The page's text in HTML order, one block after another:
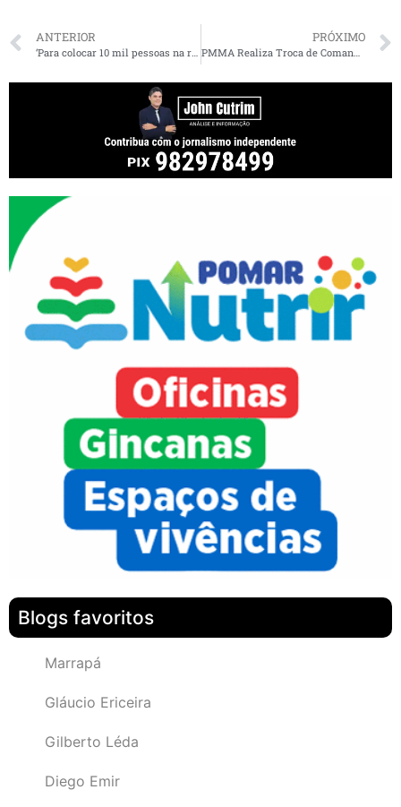
ANTERIOR PRÓXIMO
Blogs favoritos
Marrapá
Gláucio Ericeira
Gilberto Léda
Diego Emir